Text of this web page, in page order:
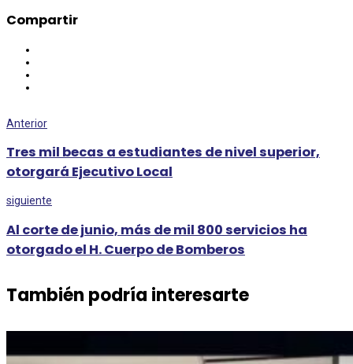
Compartir
Anterior
Tres mil becas a estudiantes de nivel superior,
otorgará Ejecutivo Local
siguiente
Al corte de junio, más de mil 800 servicios ha
otorgado el H. Cuerpo de Bomberos
También podría interesarte